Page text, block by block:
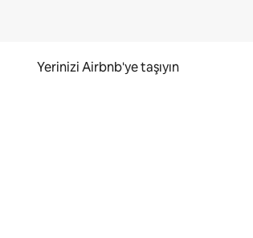
Yerinizi Airbnb'ye taşıyın